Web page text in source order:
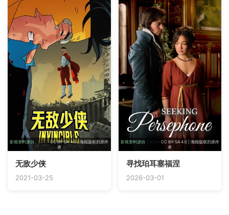
影视资料源自TMDB· CC BY-SA 4.0 | 海报版权归原作
者
无敌少侠
2021-03-25
影视资料源自 TMDB· CC BY-SA 4.0 | 海报版权归原作
者
寻找珀耳塞福涅
2026-03-01